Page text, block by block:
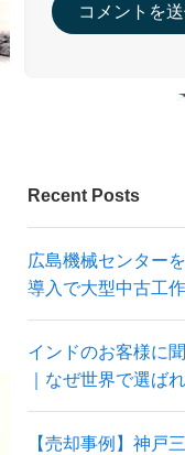
Recent Posts
広島機械センター
導入で大型中古工
インドのお客様に
｜なぜ世界で選ば
【売却事例】神戸